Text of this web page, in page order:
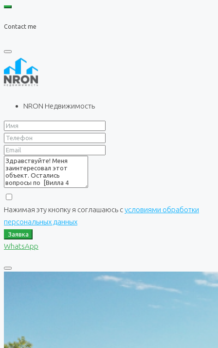
Contact me
NRON Недвижимость
Нажимая эту кнопку я соглашаюсь сусловиями обработки
персональных данных
Заявка
WhatsApp